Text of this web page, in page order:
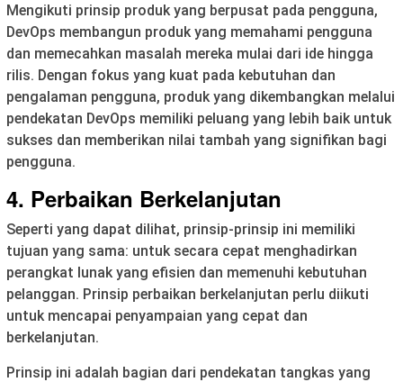
Mengikuti prinsip produk yang berpusat pada pengguna,
DevOps membangun produk yang memahami pengguna
dan memecahkan masalah mereka mulai dari ide hingga
rilis. Dengan fokus yang kuat pada kebutuhan dan
pengalaman pengguna, produk yang dikembangkan melalui
pendekatan DevOps memiliki peluang yang lebih baik untuk
sukses dan memberikan nilai tambah yang signifikan bagi
pengguna.
4. Perbaikan Berkelanjutan
Seperti yang dapat dilihat, prinsip-prinsip ini memiliki
tujuan yang sama: untuk secara cepat menghadirkan
perangkat lunak yang efisien dan memenuhi kebutuhan
pelanggan. Prinsip perbaikan berkelanjutan perlu diikuti
untuk mencapai penyampaian yang cepat dan
berkelanjutan.
Prinsip ini adalah bagian dari pendekatan tangkas yang